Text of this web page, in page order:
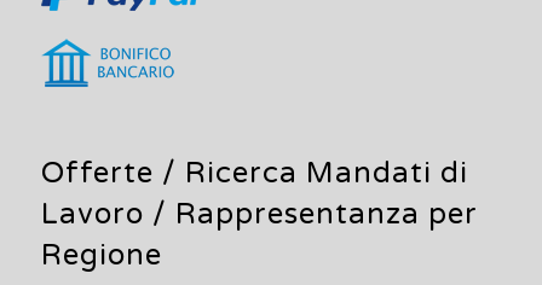
Offerte / Ricerca Mandati di
Lavoro / Rappresentanza per
Regione